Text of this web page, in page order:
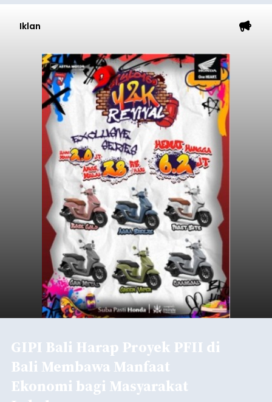
Iklan
GIPI Bali Harap Proyek PFII di
Bali Membawa Manfaat
Ekonomi bagi Masyarakat